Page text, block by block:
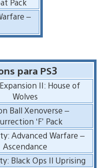
–
para PS3
II: House of
Wolves
Ball Xenoverse –
‘F’ Pack
Advanced Warfare –
Ascendance
Black Ops II Uprising